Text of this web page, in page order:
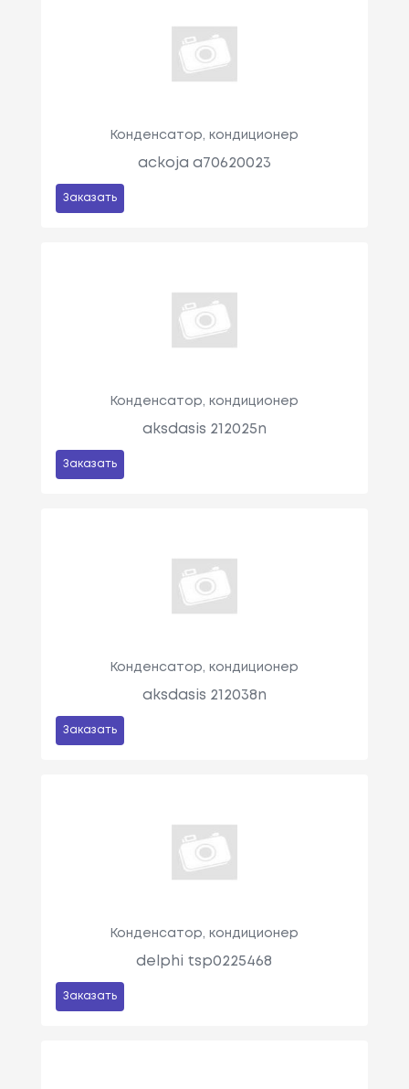
Конденсатор, кондиционер
ackoja a70620023
Заказать
Конденсатор, кондиционер
aksdasis 212025n
Заказать
Конденсатор, кондиционер
aksdasis 212038n
Заказать
Конденсатор, кондиционер
delphi tsp0225468
Заказать